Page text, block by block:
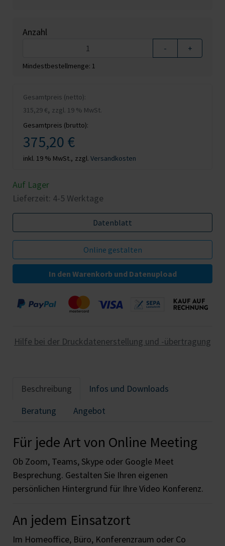
Anzahl
- +
Mindestbestellmenge: 1
Gesamtpreis (netto):
315,29 €, zzgl. 19 % MwSt.
Gesamtpreis (brutto):
375,20 €
inkl. 19 % MwSt., zzgl. Versandkosten
Auf Lager
Lieferzeit: 4-5 Werktage
Datenblatt
In den Warenkorb und Datenupload
Hilfe bei der Druckdatenerstellung und -übertragung
Beschreibung
Infos und Downloads
Beratung
Angebot
Für jede Art von Online Meeting
Ob Zoom, Teams, Skype oder Google Meet
Besprechung. Gestalten Sie Ihren eigenen
persönlichen Hintergrund für Ihre Video Konferenz.
An jedem Einsatzort
Im Homeoffice, Büro, Konferenzraum oder Co